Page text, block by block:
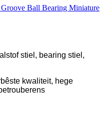
stiel, bearing stiel,
kwaliteit, hege